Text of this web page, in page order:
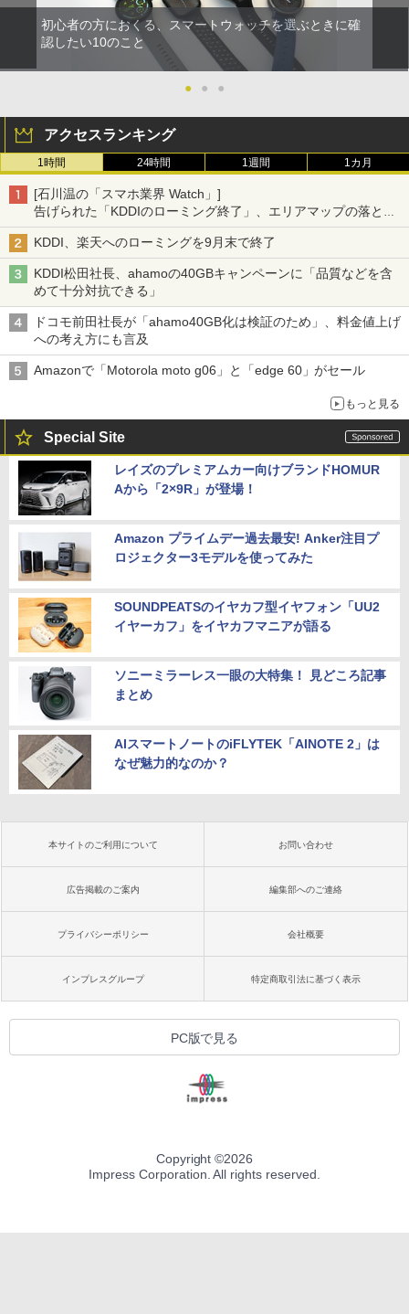
初心者の方におくる、スマートウォッチを選ぶときに確
認したい10のこと
● ● ●
アクセスランキング
1時間 24時間 1週間 1カ月
[石川温の「スマホ業界 Watch」]
告げられた「KDDIのローミング終了」、エリアマップの落とし
穴と楽天モバイルの課題
KDDI、楽天へのローミングを9月末で終了
KDDI松田社長、ahamoの40GBキャンペーンに「品質などを含
めて十分対抗できる」
ドコモ前田社長が「ahamo40GB化は検証のため」、料金値上げ
への考え方にも言及
Amazonで「Motorola moto g06」と「edge 60」がセール
もっと見る
Special Site
レイズのプレミアムカー向けブランドHOMUR
Aから「2×9R」が登場！
Amazon プライムデー過去最安! Anker注目プ
ロジェクター3モデルを使ってみた
SOUNDPEATSのイヤカフ型イヤフォン「UU2
イヤーカフ」をイヤカフマニアが語る
ソニーミラーレス一眼の大特集！ 見どころ記事
まとめ
AIスマートノートのiFLYTEK「AINOTE 2」は
なぜ魅力的なのか？
本サイトのご利用について お問い合わせ
広告掲載のご案内 編集部へのご連絡
プライバシーポリシー 会社概要
インプレスグループ 特定商取引法に基づく表示
PC版で見る
Copyright ©2026
Impress Corporation. All rights reserved.